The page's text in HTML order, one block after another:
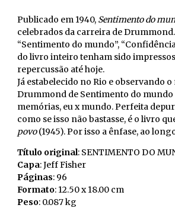
Publicado em 1940, Sentimento do
celebrados da carreira de
“Sentimento do mundo”,
do livro inteiro tenham sido
repercussão até hoje.
Já estabelecido no Rio e observando
Drummond de Sentimento do mundo
memórias, eu x mundo. Perfeita
como se isso não bastasse, é o livro
povo(1945). Por isso a ênfase, ao
Título original: SENTIMENTO DO
Capa: Jeff Fisher
Páginas: 96
Formato: 12.50 x 18.00 cm
Peso: 0.087 kg